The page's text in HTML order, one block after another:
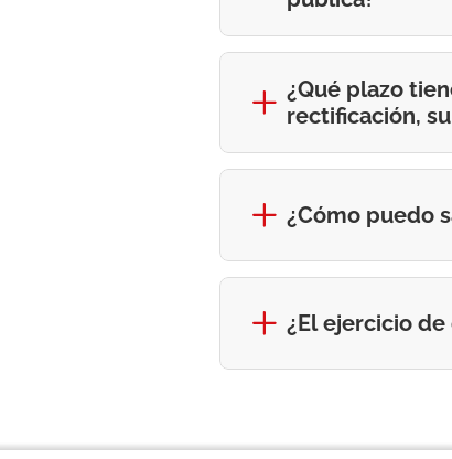
¿Qué plazo
rectificación,
¿Cómo puedo
¿El ejercicio